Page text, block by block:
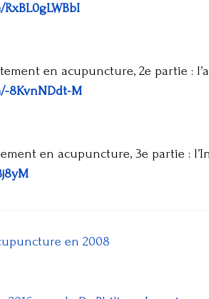
en acupuncture, 2e partie :
8KvnNDdt-M
en acupuncture, 3e partie :
en 2008